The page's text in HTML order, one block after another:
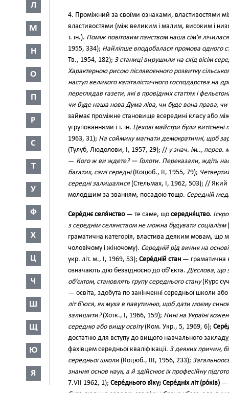
Л
М
Н
О
П
Р
С
Т
У
Ф
Х
Ц
Ч
Ш
Щ
Ю
Я
4. Проміжний за своїми ознаками, властивостями
властивостями (між великим і малим, високим і
т. ін.). Поміж повітовим панством наша сім’я
1955, 334); Найліпше вподобалася промова одного
Тв., 1954, 182); З станиці вирушили на схід вісім
Характерною рисою післявоєнного розвитку
наступ великого капіталістичного господарства на
переглядав газети, які в провідних статтях і
чи буде наша нова Дума ліва, чи буде вона права,
займає проміжне становище всередині класу або
угрупованнями і т. ін. Цехові майстри були
1963, 31); На соймику магнати демократичні, щоб
(Тулуб, Людолови, І, 1957, 29); // у знач. ім.., перев.
— Кого ж ви ждете? — Голоти. Переказали, ждіть
багатих, самі середні(Коцюб., II, 1955, 79);
середні залишалися (Стельмах, І, 1962, 503); //
молодшим за званням, посадою тощо. Середній
Сере́днє селя́нство— те саме, що середня́цтво.
з середнім селянством не можна будувати соціалізм
граматична категорія, властива деяким мовам, що
чоловічому і жіночому). Середній рід виник на
укр. літ. м., I, 1969, 53); Сере́дній стан — граматична
означають дію безвідносно до об’єкта.Дієслова, що
об’єктом, становлять групу середнього стану(Курс
— освіта, здобута по закінченні середньої школи
літ б’юся, як муха в павутинню, щоб дати моєму
залишити?(Хотк., І, 1966, 159); Нині на Україні
середню або вищу освіту(Ком. Укр., 5, 1969, 6);
достатню для вступу до вищого навчального
фахівцем середньої кваліфікації. З деяких причин,
середньої школи (Коцюб., III, 1956, 233);
знання основ наук, а й здійснює їх професійну
7.VIІ 1962, 1); Сере́днього ві́ку; Сере́дніх літ (ро́ків) —